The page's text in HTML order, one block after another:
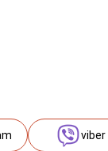
viber